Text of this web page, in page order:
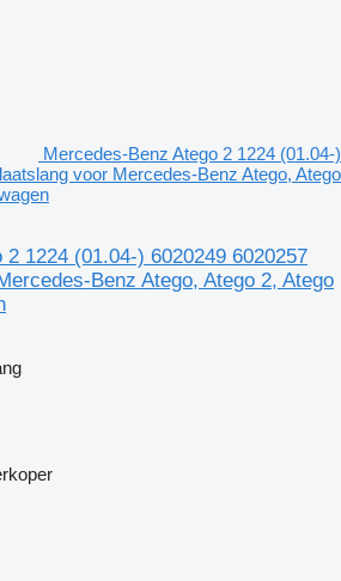
Mercedes-Benz Atego 2 1224 (01.04-)
voor Mercedes-Benz Atego, Atego
1224 (01.04-) 6020249 6020257
Benz Atego, Atego 2, Atego